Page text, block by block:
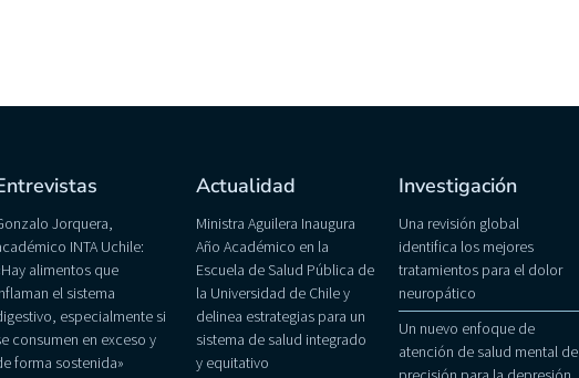
Jorquera,
INTA Uchile:
alimentos que
el sistema
especialmente si
consumen en exceso y
forma sostenida»
Actualidad
Ministra Aguilera Inaugura
Año Académico en la
Escuela de Salud Pública de
la Universidad de Chile y
delinea estrategias para un
sistema de salud integrado
y equitativo
Investigación
Una revisión global
identifica los mejores
tratamientos para el dolor
neuropático
Un nuevo enfoque de
atención de salud mental de